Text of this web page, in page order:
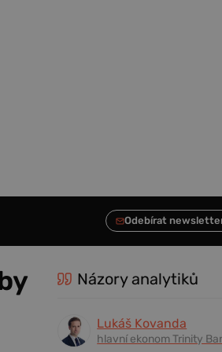
Názory analytiků
Lukáš Kovanda
hlavní ekonom Trinity